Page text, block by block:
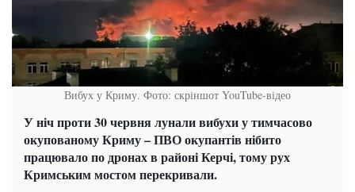
Вибух у Криму. Фото: скріншот YouTube-відео
У ніч проти 30 червня лунали вибухи у тимчасово
окупованому Криму – ПВО окупантів нібито
працювало по дронах в районі Керчі, тому рух
Кримським мостом перекривали.